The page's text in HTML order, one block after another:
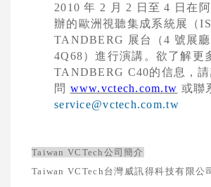
2010年 2 月 2 日至 4 日在
辦的歐洲視聽集成系統展（
TANDBERG 展台（4 號展
4Q68）進行演講。欲了解更
TANDBERG C40的信息，
問 www.vctech.com.tw 或聯
service@vctech.com.tw
Taiwan VCTech 公司簡介
Taiwan VCTech 台灣威訊得科技有限公